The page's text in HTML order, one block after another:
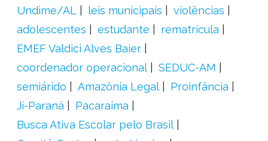
Undime/AL
leis municipais
violências
adolescentes
estudante
rematrícula
EMEF Valdici Alves Baier
coordenador operacional
SEDUC-AM
semiárido
Amazônia Legal
Proinfância
Ji-Paraná
Pacaraima
Busca Ativa Escolar pelo Brasil